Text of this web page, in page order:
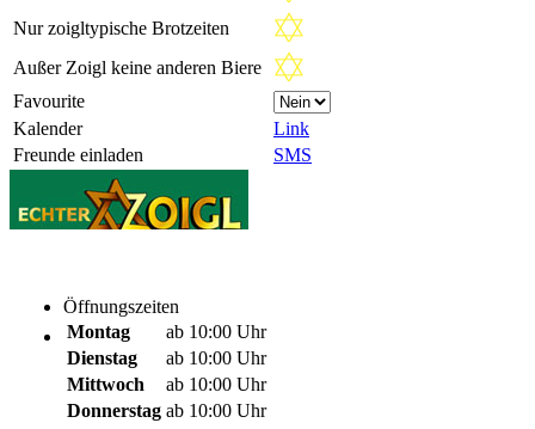
Nur zoigltypische Brotzeiten
Außer Zoigl keine anderen Biere
Favourite
Kalender
Link
Freunde einladen
SMS
Öffnungszeiten
Montag
ab 10:00 Uhr
Dienstag
ab 10:00 Uhr
Mittwoch
ab 10:00 Uhr
Donnerstag ab 10:00 Uhr